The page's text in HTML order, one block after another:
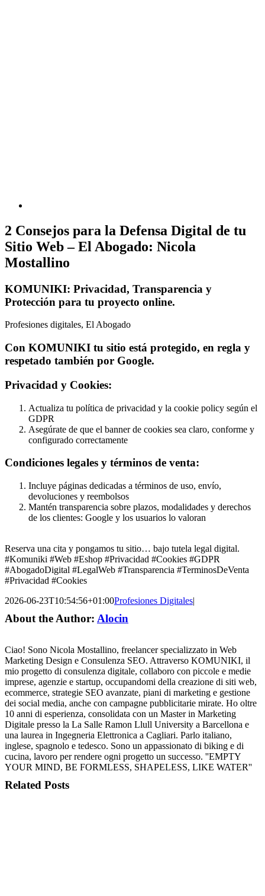
2 Consejos para la Defensa Digital de tu
Sitio Web – El Abogado: Nicola
Mostallino
KOMUNIKI: Privacidad, Transparencia y
Protección para tu proyecto online.
Profesiones digitales, El Abogado
Con KOMUNIKI tu sitio está protegido, en regla y
respetado también por Google.
Privacidad y Cookies:
Actualiza tu política de privacidad y la cookie policy según el
GDPR
Asegúrate de que el banner de cookies sea claro, conforme y
configurado correctamente
Condiciones legales y términos de venta:
Incluye páginas dedicadas a términos de uso, envío,
devoluciones y reembolsos
Mantén transparencia sobre plazos, modalidades y derechos
de los clientes: Google y los usuarios lo valoran
Reserva una cita y pongamos tu sitio… bajo tutela legal digital.
#Komuniki #Web #Eshop #Privacidad #Cookies #GDPR
#AbogadoDigital #LegalWeb #Transparencia #TerminosDeVenta
#Privacidad #Cookies
2026-06-23T10:54:56+01:00Profesiones Digitales|
About the Author: Alocin
Ciao! Sono Nicola Mostallino, freelancer specializzato in Web
Marketing Design e Consulenza SEO. Attraverso KOMUNIKI, il
mio progetto di consulenza digitale, collaboro con piccole e medie
imprese, agenzie e startup, occupandomi della creazione di siti web,
ecommerce, strategie SEO avanzate, piani di marketing e gestione
dei social media, anche con campagne pubblicitarie mirate. Ho oltre
10 anni di esperienza, consolidata con un Master in Marketing
Digitale presso la La Salle Ramon Llull University a Barcellona e
una laurea in Ingegneria Elettronica a Cagliari. Parlo italiano,
inglese, spagnolo e tedesco. Sono un appassionato di biking e di
cucina, lavoro per rendere ogni progetto un successo. ''EMPTY
YOUR MIND, BE FORMLESS, SHAPELESS, LIKE WATER''
Related Posts